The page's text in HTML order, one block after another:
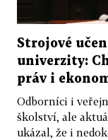
Strojové
univerzity:
práv i
Odborníci i
školství, ale
ukázal, že i